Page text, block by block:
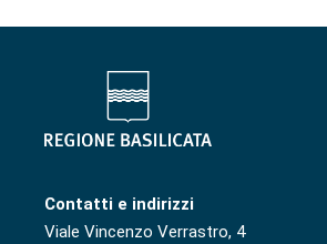
Contatti e indirizzi
Viale Vincenzo Verrastro, 4